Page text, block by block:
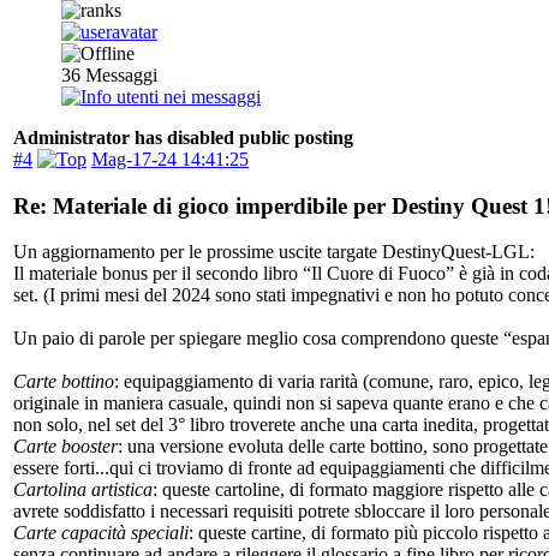
36 Messaggi
Administrator has disabled public posting
#4
Mag-17-24 14:41:25
Re: Materiale di gioco imperdibile per Destiny Quest
Un aggiornamento per le prossime uscite targate DestinyQuest-LGL:
Il materiale bonus per il secondo libro “Il Cuore di Fuoco” è già in
set. (I primi mesi del 2024 sono stati impegnativi e non ho potuto
Un paio di parole per spiegare meglio cosa comprendono queste
Carte bottino: equipaggiamento di varia rarità (comune, raro, epico,
originale in maniera casuale, quindi non si sapeva quante erano e
non solo, nel set del 3° libro troverete anche una carta inedita,
Carte booster: una versione evoluta delle carte bottino, sono
essere forti...qui ci troviamo di fronte ad equipaggiamenti che
Cartolina artistica: queste cartoline, di formato maggiore rispetto alle
avrete soddisfatto i necessari requisiti potrete sbloccare il loro
Carte capacità speciali: queste cartine, di formato più piccolo rispetto